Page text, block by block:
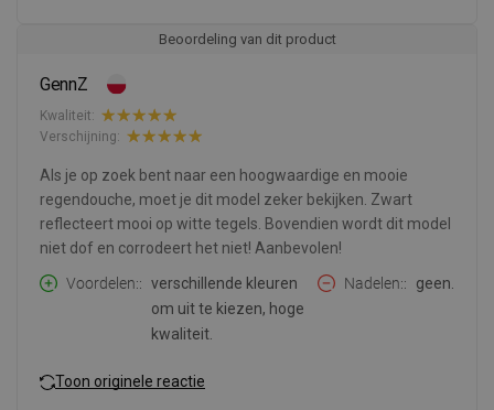
Beoordeling van dit product
GennZ
Kwaliteit:
Verschijning:
Als je op zoek bent naar een hoogwaardige en mooie
regendouche, moet je dit model zeker bekijken. Zwart
reflecteert mooi op witte tegels. Bovendien wordt dit model
niet dof en corrodeert het niet! Aanbevolen!
Voordelen:
verschillende kleuren
om uit te kiezen, hoge
kwaliteit.
Nadelen: geen.
Toon originele reactie